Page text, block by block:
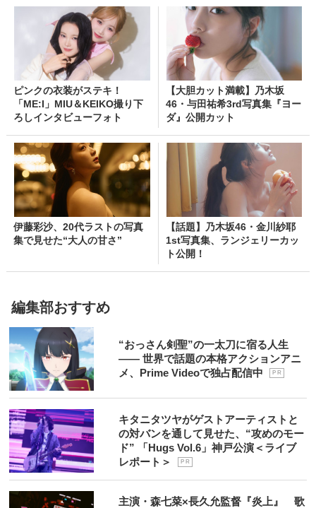
ピンクの衣装がステキ！
「ME:I」MIU＆KEIKO撮り下
ろしインタビューフォト
【大胆カット満載】乃木坂
46・与田祐希3rd写真集『ヨー
ダ』公開カット
伊藤彩沙、20代ラストの写真
集で見せた“大人の甘さ”
【話題】乃木坂46・金川紗耶
1st写真集、ランジェリーカッ
ト公開！
編集部おすすめ
“おっさん剣聖”の一太刀に宿る人生
―― 世界で話題の本格アクションアニ
メ、Prime Videoで独占配信中
P R
キタニタツヤがゲストアーティストと
の対バンを通して見せた、“攻めのモー
ド” 「Hugs Vol.6」神戸公演＜ライブ
レポート＞
P R
主演・森七菜×長久允監督『炎上』 歌